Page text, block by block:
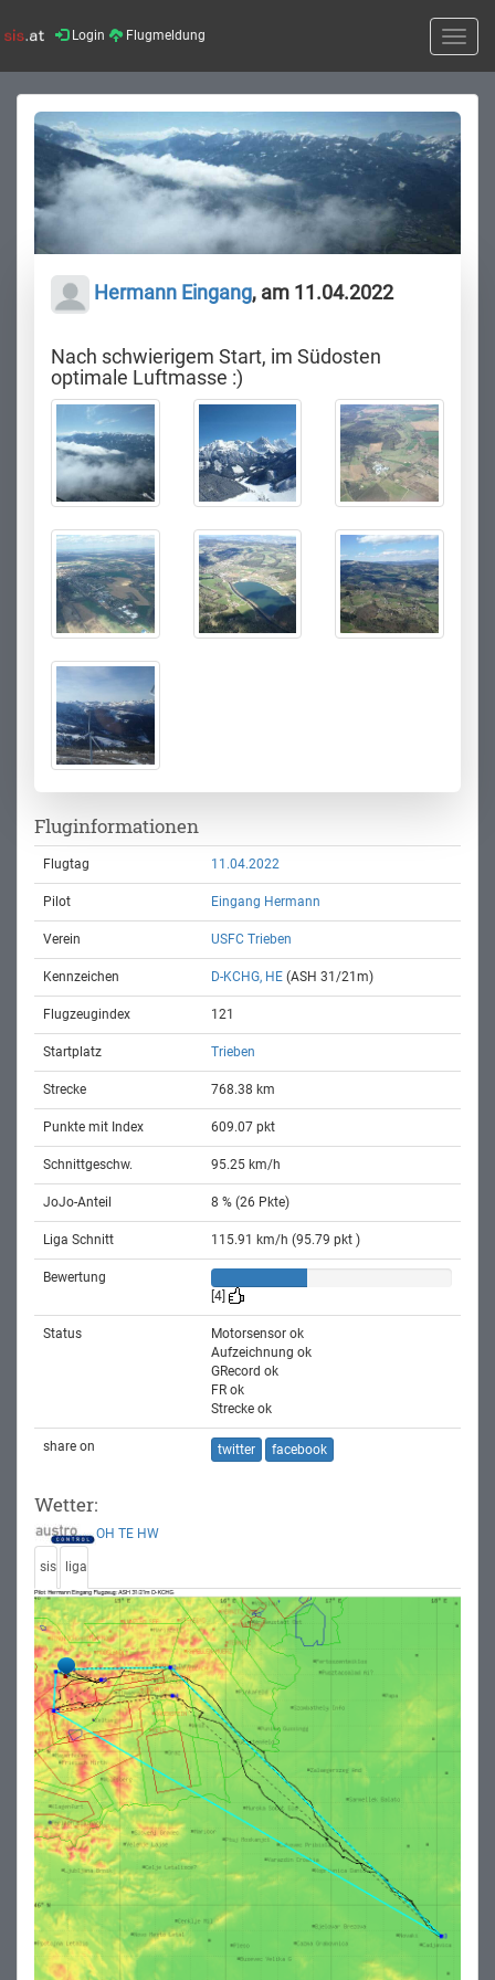
Login Flugmeldung
Toggle
Hermann Eingang, am 11.04.2022
Nach schwierigem Start, im Südosten
optimale Luftmasse :)
Fluginformationen
Flugtag 11.04.2022
Pilot Eingang Hermann
Verein USFC Trieben
Kennzeichen D-KCHG, HE (ASH 31/21m)
Flugzeugindex 121
Startplatz Trieben
Strecke 768.38 km
Punkte mit Index 609.07 pkt
Schnittgeschw. 95.25 km/h
JoJo-Anteil 8 % (26 Pkte)
Liga Schnitt 115.91 km/h (95.79 pkt )
Bewertung
[4]
Status
Motorsensor ok
Aufzeichnung ok
GRecord ok
FR ok
Strecke ok
share on twitter facebook
Wetter:
OH TE HW
sis liga